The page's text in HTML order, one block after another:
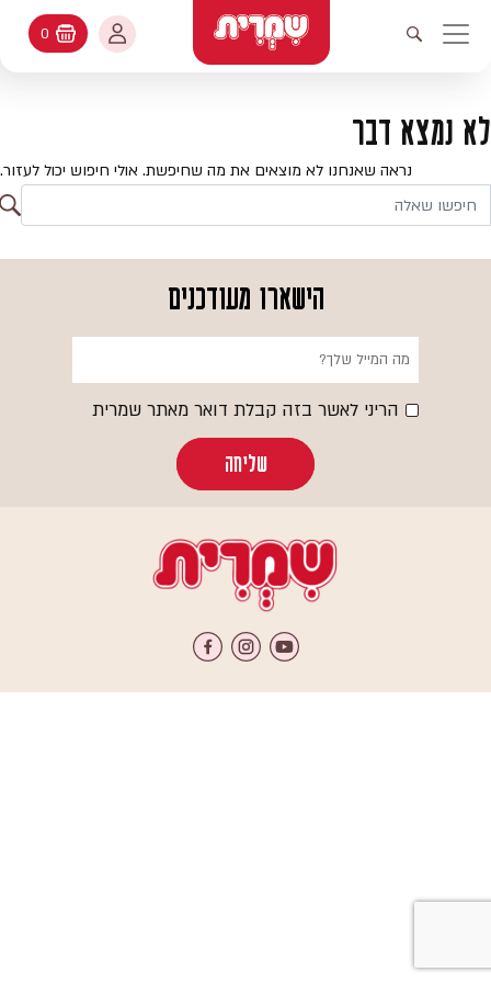
ניווט ראשי
פתיחת חיפוש
עולמות האפיה
מתכונים
קטלוג המוצרים
שאלות ותשובות
החשבון שלי
החשבון שלי
היסטורית הזמנות
עדכן סיסמה
עגלת קניות
0
לא נמצא דבר
נראה שאנחנו לא מוצאים את מה שחיפשת. אולי חיפוש יכול לעזור.
הישארו מעודכנים
הריני לאשר בזה קבלת דואר מאתר שמרית
שליחה